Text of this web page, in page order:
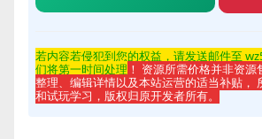
若内容若侵犯到您的权益，请发送邮件至
们将第一时间处理 ！ 资源所需价格并非资源
整理、编辑详情以及本站运营的适当补贴，
和试玩学习，版权归原开发者所有。